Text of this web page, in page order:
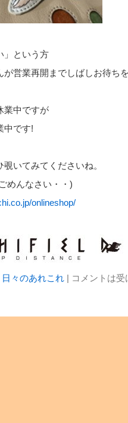
」という方
が営業再開までしばしお待ち
業中ですが
中です!
いてみてくださいね。
めんなさい・・)
onlineshop/
日々のあれこれ| コメントは